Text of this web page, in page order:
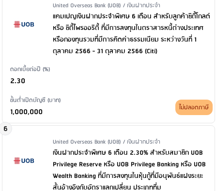
Issuer Name / Financial Product Type
United Overseas Bank (UOB) / เงินฝากประจำ
แคมเปญเงินฝากประจำพิเศษ 6 เดือน สำหรับลูกค้าซิตี้โกลด์
หรือ ซิตี้ไพรออริตี้ ที่มีการลงทุนในตราสารหนี้ต่างประเทศ
หรือกองทุนรวมที่มีการคิดค่าธรรมเนียม ระหว่างวันที่ 1
ตุลาคม 2566 - 31 ตุลาคม 2566 (Citi)
ดอกเบี้ยต่อปี (%)
2.30
ขั้นต่ำเปิดบัญชี (บาท)
1,000,000 ไม่ปลอดภาษี
6
Issuer Name / Financial Product Type
United Overseas Bank (UOB) / เงินฝากประจำ
เงินฝากประจำพิเศษ 6 เดือน 2.30% สำหรับสมาชิก UOB
Privilege Reserve หรือ UOB Privilege Banking หรือ UOB
Wealth Banking ที่มีการลงทุนในหุ้นกู้ที่มีอนุพันธ์แฝงระยะ
สั้นอ้างอิงกับอัตราแลกเปลี่ยน ประเภทที่ม